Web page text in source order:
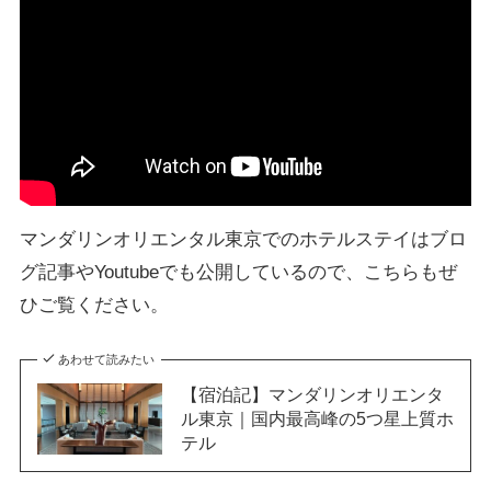
マンダリンオリエンタル東京でのホテルステイはブロ
グ記事やYoutubeでも公開しているので、こちらもぜ
ひご覧ください。
あわせて読みたい
【宿泊記】マンダリンオリエンタ
ル東京｜国内最高峰の5つ星上質ホ
テル